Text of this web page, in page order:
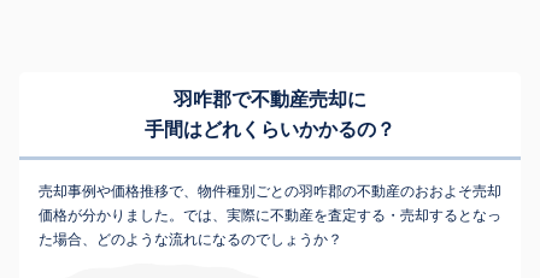
羽咋郡で不動産売却に
手間はどれくらいかかるの？
売却事例や価格推移で、物件種別ごとの羽咋郡の不動産のおおよそ売却
価格が分かりました。では、実際に不動産を査定する・売却するとなっ
た場合、どのような流れになるのでしょうか？